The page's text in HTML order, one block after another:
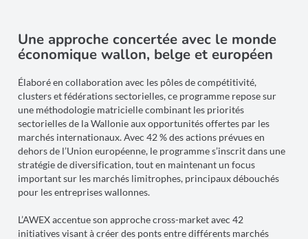
Une approche concertée avec le monde
économique wallon, belge et européen
Élaboré en collaboration avec les pôles de compétitivité,
clusters et fédérations sectorielles, ce programme repose sur
une méthodologie matricielle combinant les priorités
sectorielles de la Wallonie aux opportunités offertes par les
marchés internationaux. Avec 42 % des actions prévues en
dehors de l’Union européenne, le programme s’inscrit dans une
stratégie de diversification, tout en maintenant un focus
important sur les marchés limitrophes, principaux débouchés
pour les entreprises wallonnes.
L’AWEX accentue son approche cross-market avec 42
initiatives visant à créer des ponts entre différents marchés